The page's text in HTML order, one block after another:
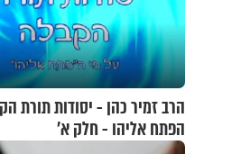
הרב זמיר כהן - יסודות תורת
הפתח אליהו - חלק א’